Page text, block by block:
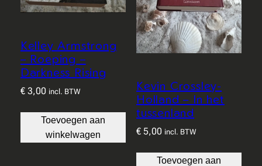
Kelley Armstrong
– Roeping –
Darkness Rising
€3,00 incl. BTW
Toevoegen aan
winkelwagen
Kevin Crossley-
Holland – In het
tussenland
€ 5,00 incl. BTW
Toevoegen aan